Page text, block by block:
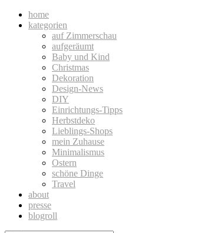
home
kategorien
auf Zimmerschau
aufgeräumt
Baby und Kind
Christmas
Dekoration
Design-News
DIY
Einrichtungs-Tipps
Herbstdeko
Lieblings-Shops
mein Zuhause
Minimalismus
Ostern
schöne Dinge
Travel
about
presse
blogroll